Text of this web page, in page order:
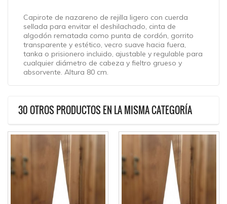
Capirote de nazareno de rejilla ligero con cuerda
sellada para envitar el deshilachado, cinta de
algodón rematada como punta de cordón, gorrito
transparente y estético, vecro suave hacia fuera,
tanka o prisionero incluido, ajustable y regulable para
cualquier diámetro de cabeza y fieltro grueso y
absorvente. Altura 80 cm.
30 OTROS PRODUCTOS EN LA MISMA CATEGORÍA